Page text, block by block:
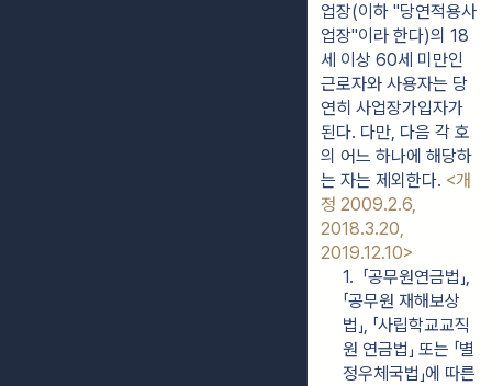
업장(이하 "당연적용사
업장"이라 한다)의 18
세 이상 60세 미만인
근로자와 사용자는 당
연히 사업장가입자가
된다. 다만, 다음 각 호
의 어느 하나에 해당하
는 자는 제외한다. <개
정 2009.2.6,
2018.3.20,
2019.12.10>
1.  「공무원연금법」,
「공무원 재해보상
법」, 「사립학교교직
원 연금법」 또는 「별
정우체국법」에 따른